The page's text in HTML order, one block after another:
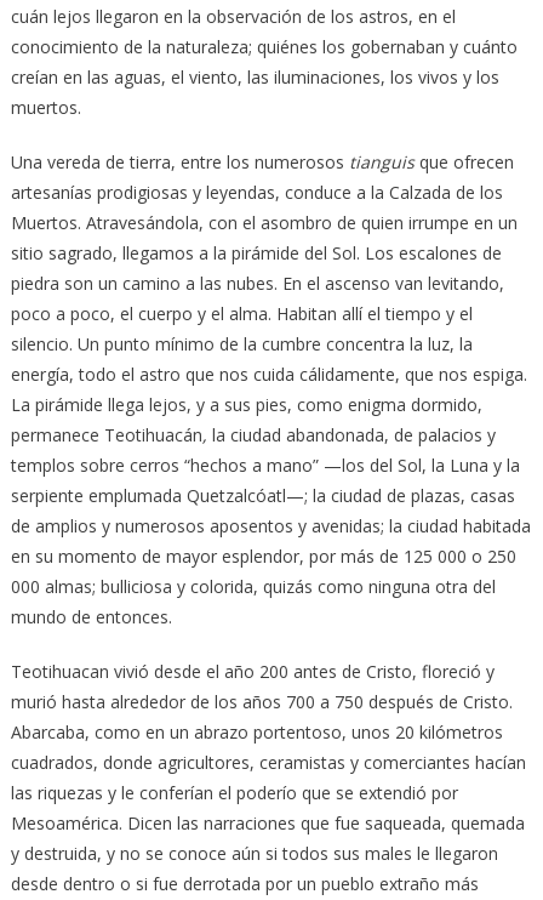
cuán lejos llegaron en la observación de los astros, en el
conocimiento de la naturaleza; quiénes los gobernaban y cuánto
creían en las aguas, el viento, las iluminaciones, los vivos y los
muertos.
Una vereda de tierra, entre los numerosos tianguisque ofrecen
artesanías prodigiosas y leyendas, conduce a la Calzada de los
Muertos. Atravesándola, con el asombro de quien irrumpe en un
sitio sagrado, llegamos a la pirámide del Sol. Los escalones de
piedra son un camino a las nubes. En el ascenso van levitando,
poco a poco, el cuerpo y el alma. Habitan allí el tiempo y el
silencio. Un punto mínimo de la cumbre concentra la luz, la
energía, todo el astro que nos cuida cálidamente, que nos espiga.
La pirámide llega lejos, y a sus pies, como enigma dormido,
permanece Teotihuacán, la ciudad abandonada, de palacios y
templos sobre cerros “hechos a mano” —los del Sol, la Luna y la
serpiente emplumada Quetzalcóatl—; la ciudad de plazas, casas
de amplios y numerosos aposentos y avenidas; la ciudad habitada
en su momento de mayor esplendor, por más de 125 000 o 250
000 almas; bulliciosa y colorida, quizás como ninguna otra del
mundo de entonces.
Teotihuacan vivió desde el año 200 antes de Cristo, floreció y
murió hasta alrededor de los años 700 a 750 después de Cristo.
Abarcaba, como en un abrazo portentoso, unos 20 kilómetros
cuadrados, donde agricultores, ceramistas y comerciantes hacían
las riquezas y le conferían el poderío que se extendió por
Mesoamérica. Dicen las narraciones que fue saqueada, quemada
y destruida, y no se conoce aún si todos sus males le llegaron
desde dentro o si fue derrotada por un pueblo extraño más